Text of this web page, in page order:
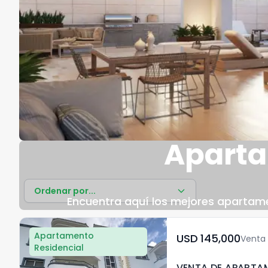
Encuentra aquí los mejores
Ordenar por...
Apartamento
Residencial
USD	145,000Venta